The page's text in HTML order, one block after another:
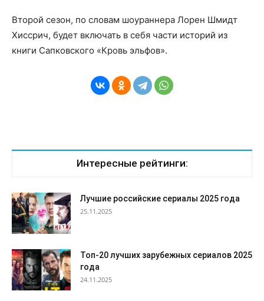
Второй сезон, по словам шоураннера Лорен Шмидт
Хиссрич, будет включать в себя части историй из
книги Сапковского «Кровь эльфов».
Интересные рейтинги:
Лучшие российские сериалы 2025 года
25.11.2025
Топ-20 лучших зарубежных сериалов 2025
года
24.11.2025